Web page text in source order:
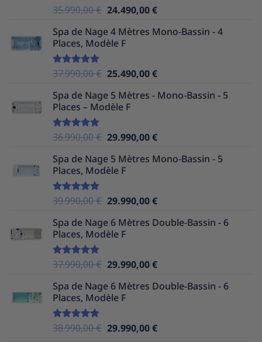
Note5.00
35.990,00€ Le
initial
était :
24.490,00€Le
actuel
Spa de Nage 4 Mètres Mono-Bassin - 4
Places, Modèle F
Note5.00
37.990,00€ Le
initial
était :
25.490,00€Le
actuel
Spa de Nage 5 Mètres - Mono-Bassin - 5
Places – Modèle F
Note5.00
36.990,00€ Le
initial
était :
29.990,00€Le
actuel
Spa de Nage 5 Mètres Mono-Bassin - 5
Places, Modèle F
Note5.00
39.990,00€ Le
initial
était :
29.990,00€Le
actuel
Spa de Nage 6 Mètres Double-Bassin - 6
Places, Modèle F
Note5.00
37.990,00€ Le
initial
était :
29.990,00€Le
actuel
Spa de Nage 6 Mètres Double-Bassin - 6
Places, Modèle F
Note5.00
38.990,00€ Le
29.990,00€Le